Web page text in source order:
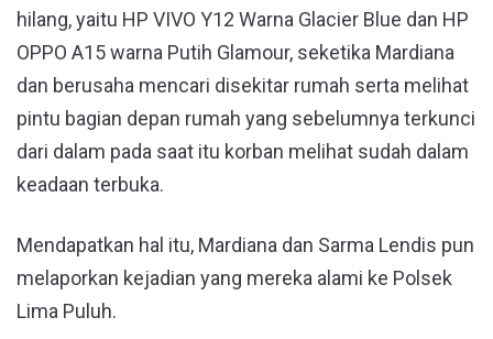
hilang, yaitu HP VIVO Y12 Warna Glacier Blue dan HP
OPPO A15 warna Putih Glamour, seketika Mardiana
dan berusaha mencari disekitar rumah serta melihat
pintu bagian depan rumah yang sebelumnya terkunci
dari dalam pada saat itu korban melihat sudah dalam
keadaan terbuka.
Mendapatkan hal itu, Mardiana dan Sarma Lendis pun
melaporkan kejadian yang mereka alami ke Polsek
Lima Puluh.